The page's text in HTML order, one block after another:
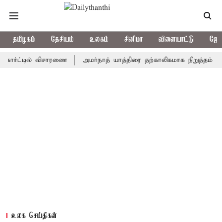
தமிழகம் தேசியம் உலகம் சினிமா விளையாட்டு
விசாரணை அமர்நாத் யாத்திரை தற்காலிகமாக நிறுத்தம்
உலக செய்திகள்